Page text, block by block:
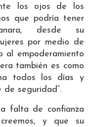
los ojos de los
que podría tener
desde su
por medio de
al empoderamiento
también es como
todos los días y
seguridad”.
falta de confianza
y que su